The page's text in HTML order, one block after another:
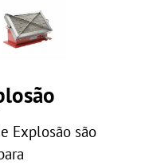
Explosão são